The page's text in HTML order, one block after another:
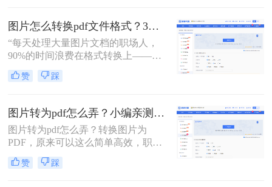
全性。那么图片转为pdf怎么弄呢？本
文将介绍三种将图片转换为PDF的方
法。
图片怎么转换pdf文件格式？3种高效方法全解析，职场人必备技能！
“每天处理大量图片文档的职场人，
90%的时间浪费在格式转换上——这
不是技术问题，而是方法误区。” 作
为深耕办公软件测评多年的博主，小
始方式处理图片转PDF需求。那么图
片怎么转换pdf文件格式呢？本文将揭
秘三种专业级转换方法，结合实测数
据帮你突破效率瓶颈。
赞 踩
图片转为pdf怎么弄？小编亲测5种实用方法，告别繁琐操作！
图片转为pdf怎么弄？转换图片为
PDF，原来可以这么简单高效，职场
效率提升从此触手可及！“一张图片
秒变PDF文档？是的，你没听错！”作
赞 踩